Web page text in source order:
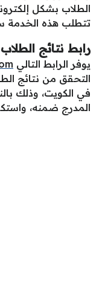
الطلاب بشكل
تتطلب هذه الخدمة
رابط نتائج
يوفر الرابط التالي
التحقق من نتائج
في الكويت، وذلك
المدرج ضمنه،